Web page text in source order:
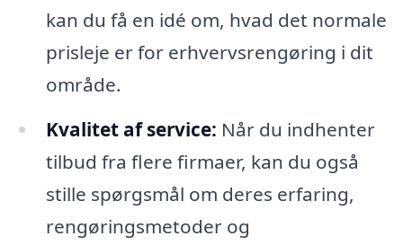
kan du få en idé om, hvad det normale
prisleje er for erhvervsrengøring i dit
område.
Kvalitet af service: Når du indhenter
tilbud fra flere firmaer, kan du også
stille spørgsmål om deres erfaring,
rengøringsmetoder og